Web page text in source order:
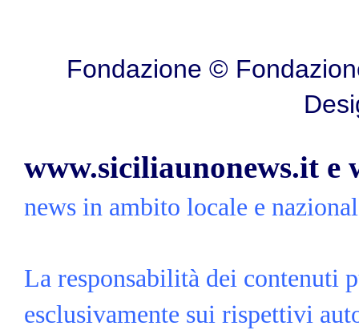
Fondazione ©
www.siciliaunonews.it e
news in ambito locale e
La responsabilità dei contenuti
esclusivamente sui rispettivi